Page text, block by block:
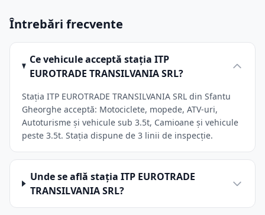
Întrebări frecvente
Ce vehicule acceptă stația ITP
EUROTRADE TRANSILVANIA SRL?
Stația ITP EUROTRADE TRANSILVANIA SRL din Sfantu
Gheorghe acceptă: Motociclete, mopede, ATV-uri,
Autoturisme și vehicule sub 3.5t, Camioane și vehicule
peste 3.5t. Stația dispune de 3 linii de inspecție.
Unde se află stația ITP EUROTRADE
TRANSILVANIA SRL?